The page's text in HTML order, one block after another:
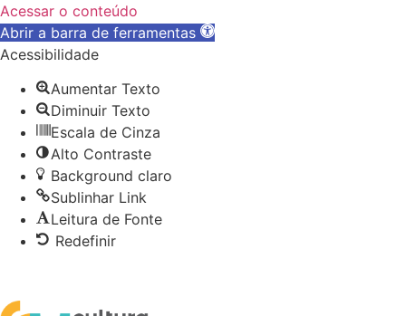
Acessar o conteúdo
Abrir a barra de ferramentas
Acessibilidade
Aumentar Texto
Diminuir Texto
Escala de Cinza
Alto Contraste
Background claro
Sublinhar Link
Leitura de Fonte
Redefinir
o